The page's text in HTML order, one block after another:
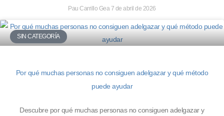
Pau Carrillo Gea7 de abril de 2026
SIN CATEGORÍA
Por qué muchas personas no consiguen adelgazar y qué método
puede ayudar
Descubre por qué muchas personas no consiguen adelgazar y